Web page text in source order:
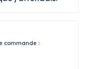
commande :